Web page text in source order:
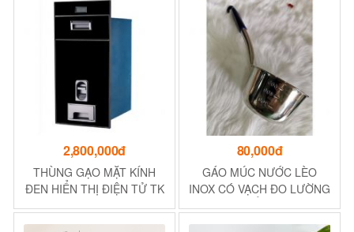
2,800,000đ
THÙNG GẠO MẶT KÍNH
ĐEN HIỂN THỊ ĐIỆN TỬ TK
RCS20-Black
80,000đ
GÁO MÚC NƯỚC LÈO
INOX CÓ VẠCH ĐO LƯỜNG
TẶNG 1 RỔ HÌNH TÁO